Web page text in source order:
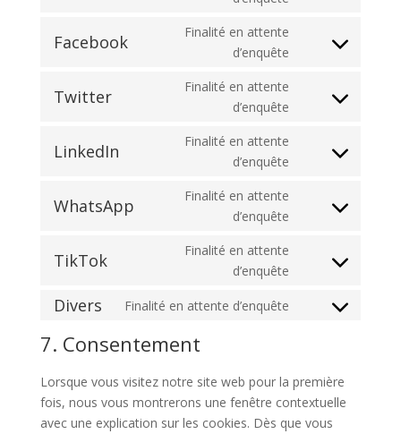
service
Facebook
Finalité en attente
d’enquête
Consent
service
Twitter
Finalité en attente
d’enquête
Consent
service
LinkedIn
Finalité en attente
d’enquête
Consent
service
WhatsApp
Finalité en attente
d’enquête
Consent
service
TikTok
Finalité en attente
d’enquête
Consent
service
Divers Finalité en attente d’enquête
Consent
divers
7. Consentement
Lorsque vous visitez notre site web pour la première
fois, nous vous montrerons une fenêtre contextuelle
avec une explication sur les cookies. Dès que vous